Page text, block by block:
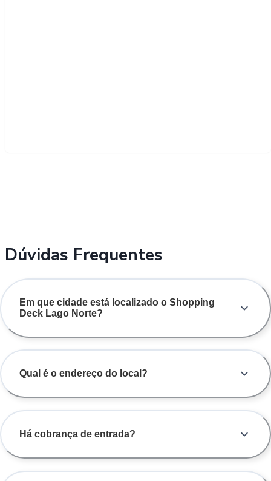
Dúvidas Frequentes
Em que cidade está localizado o Shopping
Deck Lago Norte?
Qual é o endereço do local?
Há cobrança de entrada?